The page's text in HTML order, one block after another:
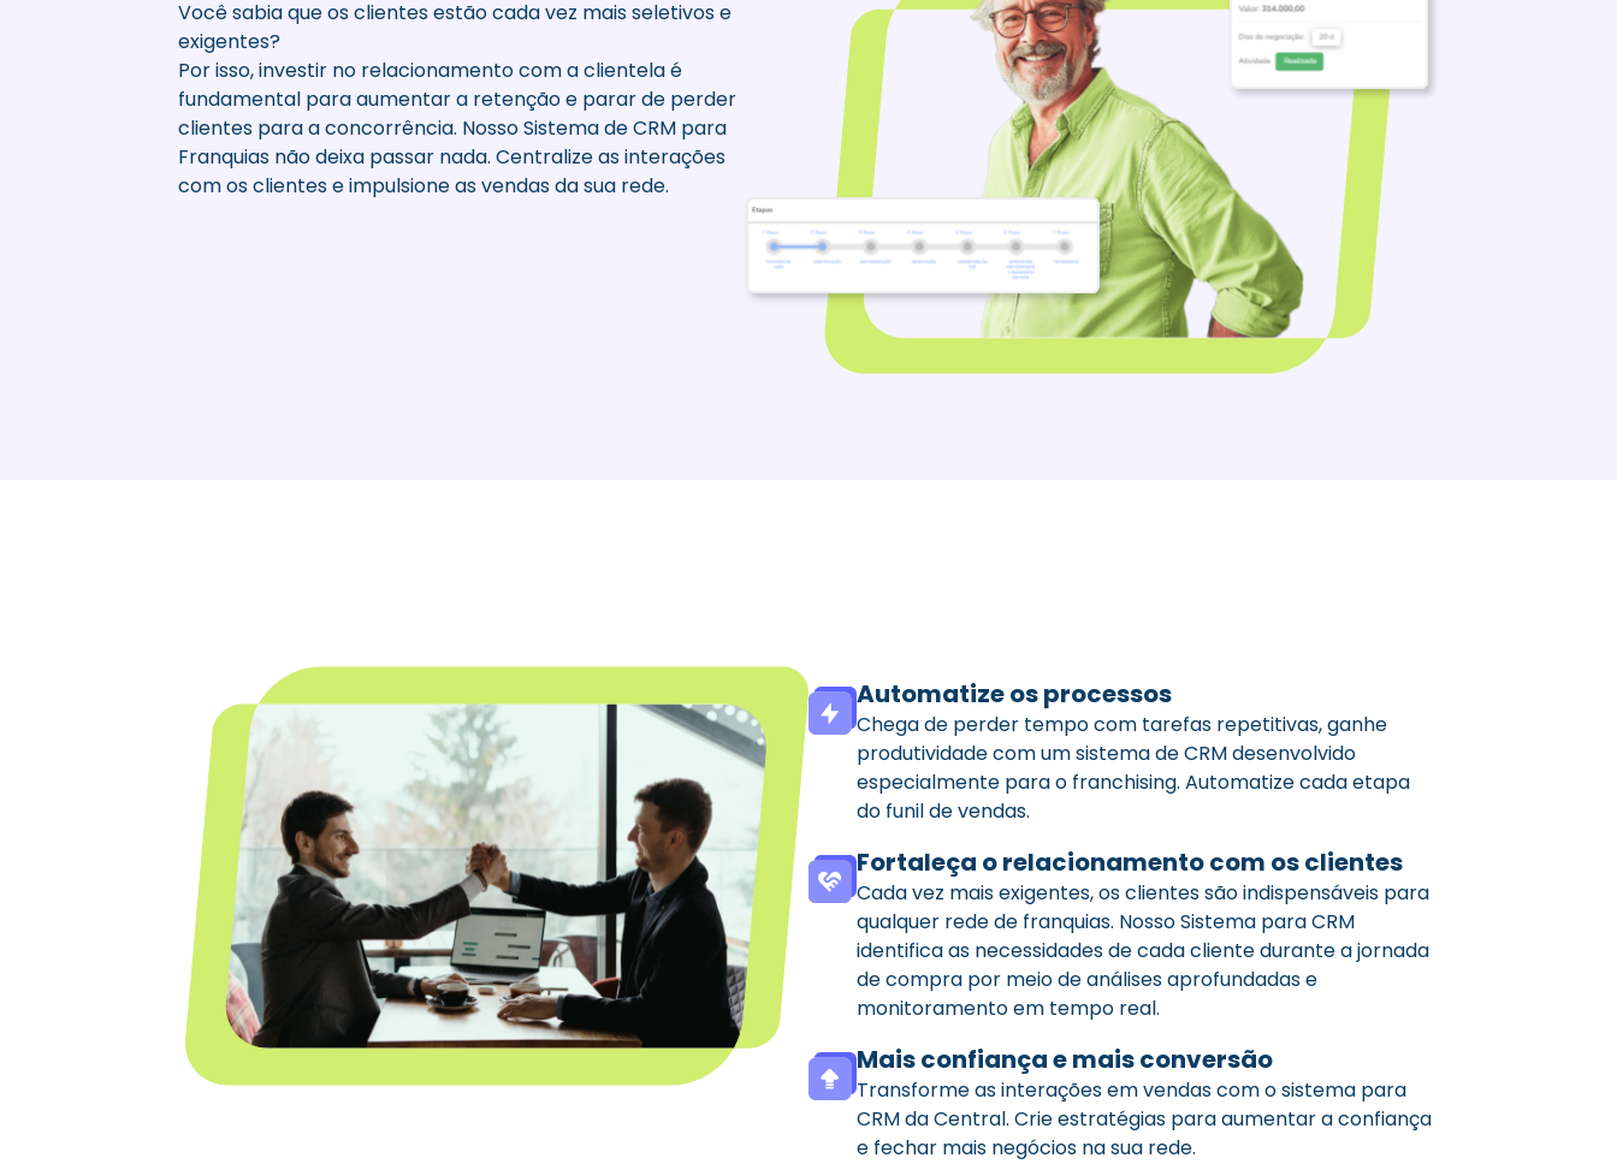
Você sabia que os clientes estão cada vez mais seletivos e
exigentes?
Por isso, investir no relacionamento com a clientela é
fundamental para aumentar a retenção e parar de perder
clientes para a concorrência. Nosso Sistema de CRM para
Franquias não deixa passar nada. Centralize as interações
com os clientes e impulsione as vendas da sua rede.
Automatize os processos
Chega de perder tempo com tarefas repetitivas, ganhe
produtividade com um sistema de CRM desenvolvido
especialmente para o franchising. Automatize cada etapa
do funil de vendas.
Fortaleça o relacionamento com os clientes
Cada vez mais exigentes, os clientes são indispensáveis para
qualquer rede de franquias. Nosso Sistema para CRM
identifica as necessidades de cada cliente durante a jornada
de compra por meio de análises aprofundadas e
monitoramento em tempo real.
Mais confiança e mais conversão
Transforme as interações em vendas com o sistema para
CRM da Central. Crie estratégias para aumentar a confiança
e fechar mais negócios na sua rede.